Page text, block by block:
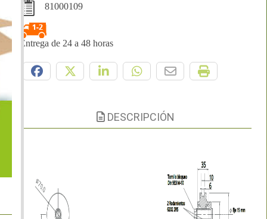
81000109
Entrega de 24 a 48 horas
DESCRIPCIÓN